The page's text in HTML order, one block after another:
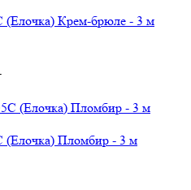
(Елочка) Крем-брюле - 3 м
(Елочка) Пломбир - 3 м